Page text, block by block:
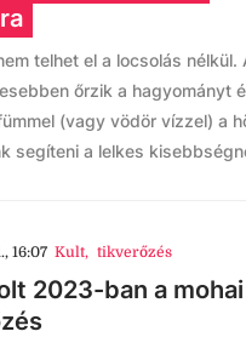
telhet el a locsolás
őrzik a hagyományt
(vagy vödör vízzel) a
segíteni a lelkes
16:07 Kult, tikverőzés
2023-ban a mohai